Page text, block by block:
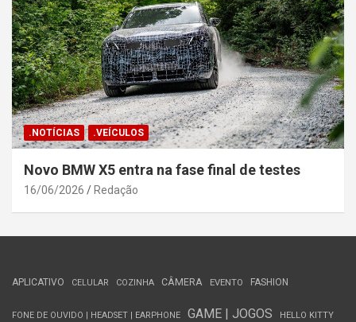
.NOTÍCIAS .VEÍCULOS
Novo BMW X5 entra na fase final de testes
16/06/2026 Redação
APLICATIVO CELULAR COZINHA CÂMERA EVENTO FASHION
FONE DE OUVIDO | HEADSET | EARPHONE GAME | JOGOS HELLO KITTY